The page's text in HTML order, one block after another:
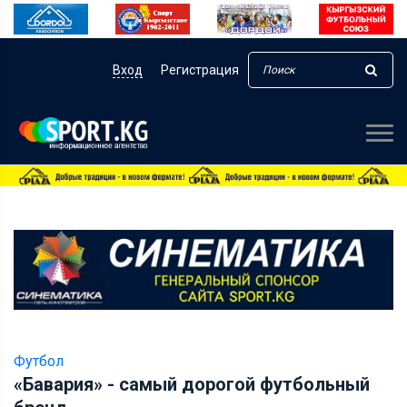
Вход Регистрация
Футбол
«Бавария» - самый дорогой футбольный